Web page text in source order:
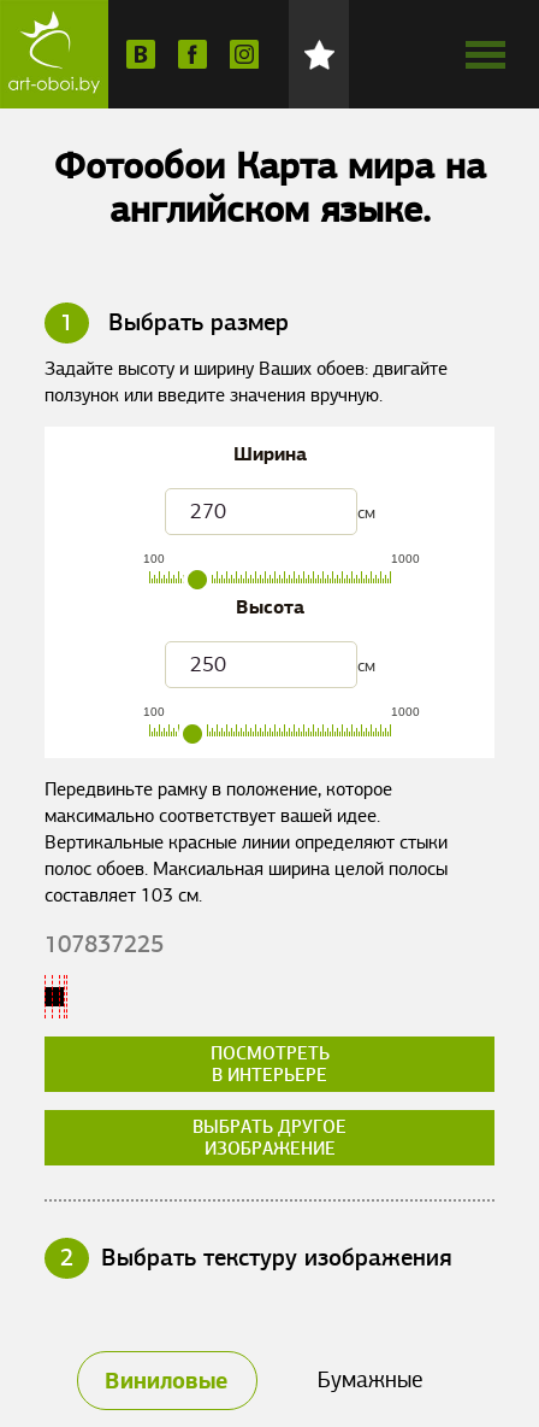
Фотообои Карта мира на
английском языке.
1 Выбрать размер
Задайте высоту и ширину Ваших обоев: двигайте
ползунок или введите значения вручную.
Ширина
см
100 1000
Высота
см
100 1000
Передвиньте рамку в положение, которое
максимально соответствует вашей идее.
Вертикальные красные линии определяют стыки
полос обоев. Максиальная ширина целой полосы
составляет 103 см.
107837225
ПОСМОТРЕТЬ
В ИНТЕРЬЕРЕ
ВЫБРАТЬ ДРУГОЕ
ИЗОБРАЖЕНИЕ
2 Выбрать текстуру изображения
Виниловые Бумажные